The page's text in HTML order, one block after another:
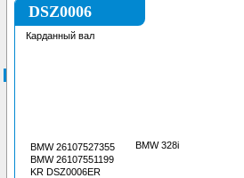
DSZ0006
Карданный вал
BMW 26107527355
BMW 26107551199
KR DSZ0006ER
BMW 328i